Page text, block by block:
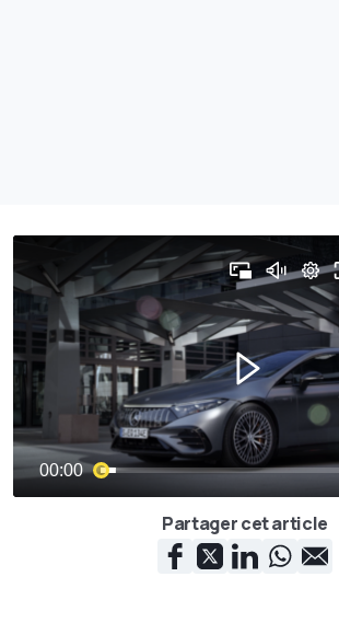
Partager cet article